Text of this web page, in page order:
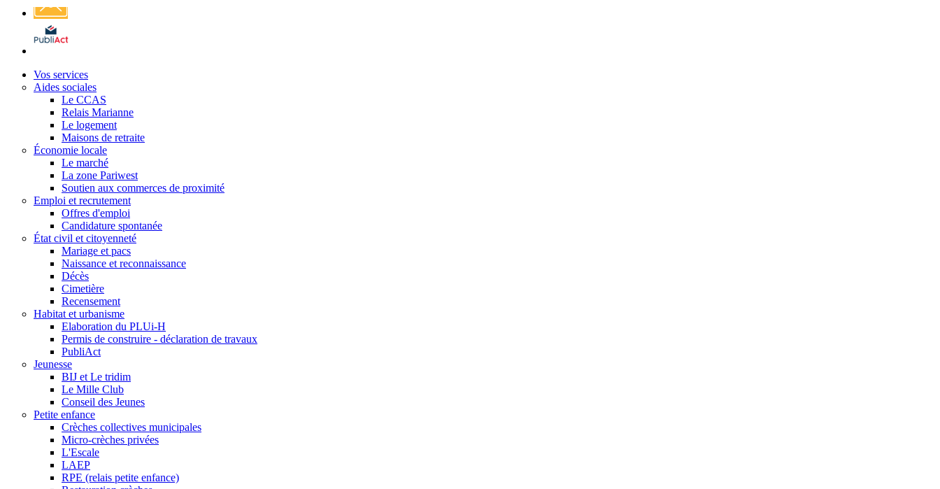
Affichage
légal
Vos services
Aides sociales
Le CCAS
Relais Marianne
Le logement
Maisons de retraite
Économie locale
Le marché
La zone Pariwest
Soutien aux commerces de proximité
Emploi et recrutement
Offres d'emploi
Candidature spontanée
État civil et citoyenneté
Mariage et pacs
Naissance et reconnaissance
Décès
Cimetière
Recensement
Habitat et urbanisme
Elaboration du PLUi-H
Permis de construire - déclaration de travaux
PubliAct
Jeunesse
BIJ et Le tridim
Le Mille Club
Conseil des Jeunes
Petite enfance
Crèches collectives municipales
Micro-crèches privées
L'Escale
LAEP
RPE (relais petite enfance)